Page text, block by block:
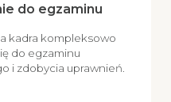
do egzaminu
kadra kompleksowo
do egzaminu
i zdobycia uprawnień.